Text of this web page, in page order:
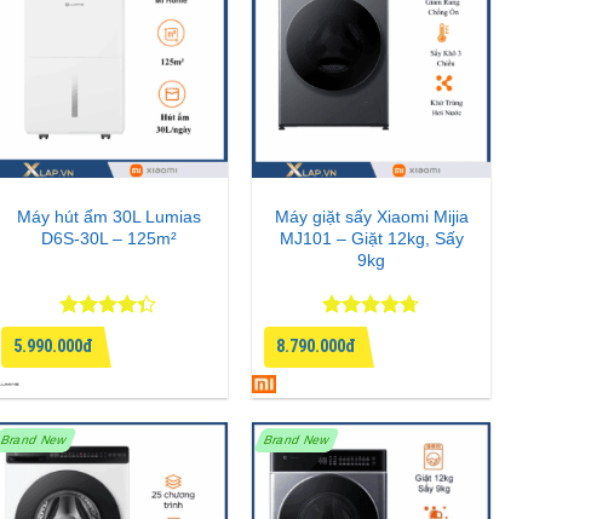
Máy hút ẩm 30L Lumias
D6S-30L – 125m²
Được xếp
hạng4.33
5 sao
5.990.000đ
Máy giặt sấy Xiaomi Mijia
MJ101 – Giặt 12kg, Sấy
9kg
Được xếp
hạng4.67
5 sao
8.790.000đ
Brand New Brand New